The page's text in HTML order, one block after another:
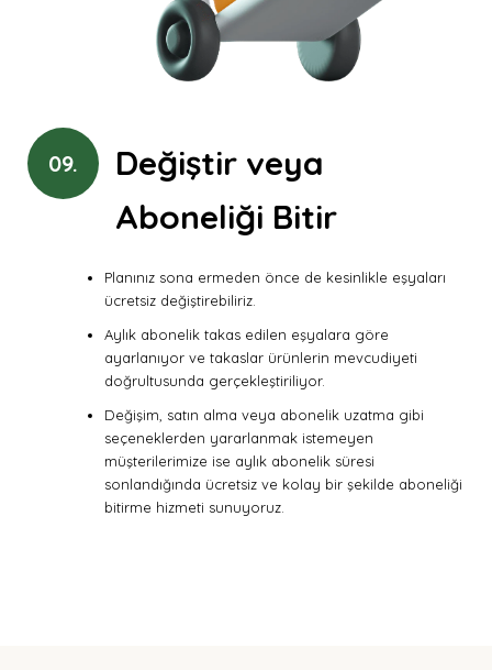
09.
Değiştir veya
Aboneliği Bitir
Planınız sona ermeden önce de kesinlikle eşyaları
ücretsiz değiştirebiliriz.
Aylık abonelik takas edilen eşyalara göre
ayarlanıyor ve takaslar ürünlerin mevcudiyeti
doğrultusunda gerçekleştiriliyor.
Değişim, satın alma veya abonelik uzatma gibi
seçeneklerden yararlanmak istemeyen
müşterilerimize ise aylık abonelik süresi
sonlandığında ücretsiz ve kolay bir şekilde aboneliği
bitirme hizmeti sunuyoruz.